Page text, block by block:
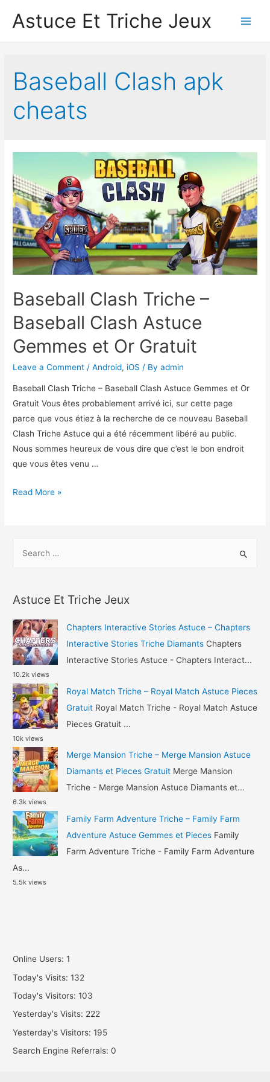
Astuce Et Triche Jeux
Baseball Clash apk
cheats
Baseball Clash Triche –
Baseball Clash Astuce
Gemmes et Or Gratuit
Leave a Comment /Android, iOS / Byadmin
Baseball Clash Triche – Baseball Clash Astuce Gemmes et Or
Gratuit Vous êtes probablement arrivé ici, sur cette page
parce que vous étiez à la recherche de ce nouveau Baseball
Clash Triche Astuce qui a été récemment libéré au public.
Nous sommes heureux de vous dire que c’est le bon endroit
que vous êtes venu …
Baseball
Baseball
Gemmes
Or
Gratuit
Read More »
h
f
o
r
:
Astuce Et Triche Jeux
Chapters Interactive Stories Astuce – Chapters
Interactive Stories Triche Diamants Chapters
Interactive Stories Astuce - Chapters Interact...
10.2k views
Royal Match Triche – Royal Match Astuce Pieces
Gratuit Royal Match Triche - Royal Match Astuce
Pieces Gratuit ...
10k views
Merge Mansion Triche – Merge Mansion Astuce
Diamants et Pieces Gratuit Merge Mansion
Triche - Merge Mansion Astuce Diamants et...
6.3k views
Family Farm Adventure Triche – Family Farm
Adventure Astuce Gemmes et Pieces Family
Farm Adventure Triche - Family Farm Adventure
As...
5.5k views
Online Users:1
Today's Visits:132
Today's Visitors:103
Yesterday's Visits: 222
Yesterday's Visitors:195
Search Engine Referrals:0